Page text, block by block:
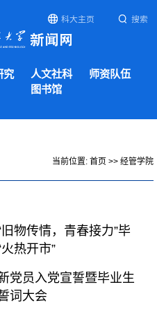
科大主页 搜索
究 人文社科
师资队伍
图书馆
当前位置: 首页 >> 经管学院
物传情，青春接力”毕
热开市”
党员入党宣誓暨毕业生
词大会